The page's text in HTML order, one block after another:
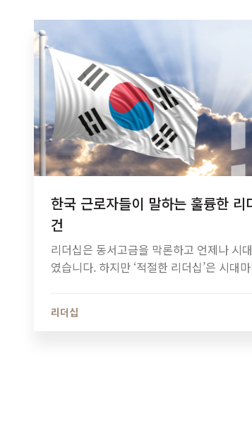
한국 근로자들이 말하는 훌륭한 리
건
리더십은 동서고금을 막론하고 언제나 시
였습니다. 하지만 ‘적절한 리더십’은 시대
이사르, 나폴레옹과 같이 독재적 리더십이
리더십